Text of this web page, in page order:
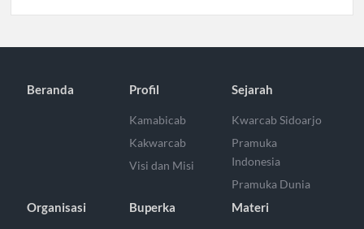
Beranda Profil
Kamabicab
Kakwarcab
Visi dan Misi
Sejarah
Kwarcab Sidoarjo
Pramuka
Indonesia
Pramuka Dunia
Organisasi Buperka Materi